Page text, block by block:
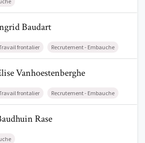
Baudart
Baudart
frontalier Recrutement - Embauche
Vanhoestenberghe
Vanhoestenberghe
frontalier Recrutement - Embauche
Rase
Rase